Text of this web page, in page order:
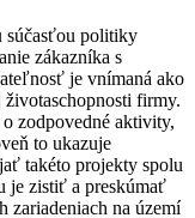
súčasťou politiky
zákazníka s
je vnímaná ako
firmy.
zodpovedné aktivity,
to ukazuje
takéto projekty spolu
je zistiť a preskúmať
zariadeniach na území